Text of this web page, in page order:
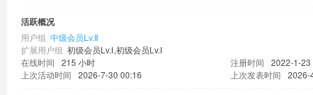
活跃概况
用户组 中级会员Lv.Ⅱ
扩展用户组 初级会员Lv.Ⅰ,初级会员Lv.Ⅰ
在线时间
215 小时 注册时间
2022-1-23
上次活动时间
2026-7-30 00:16 上次发表时间 2026-